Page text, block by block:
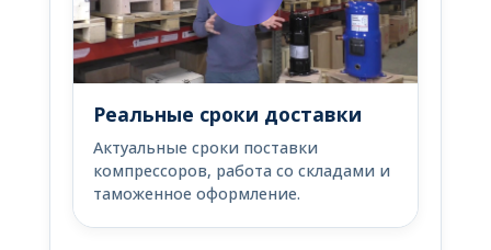
Реальные сроки доставки
Актуальные сроки поставки
компрессоров, работа со складами и
таможенное оформление.